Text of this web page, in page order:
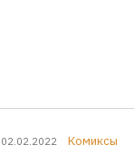
02.02.2022 Комиксы